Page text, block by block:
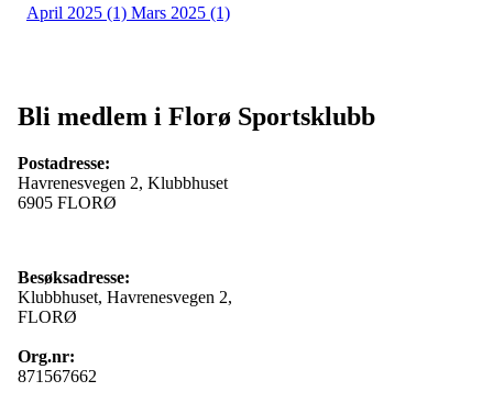
April 2025 (1) Mars 2025 (1)
Bli medlem i Florø Sportsklubb
Postadresse:
Havrenesvegen 2, Klubbhuset
6905 FLORØ
Besøksadresse:
Klubbhuset, Havrenesvegen 2,
FLORØ
Org.nr:
871567662